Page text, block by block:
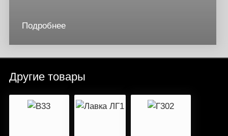
Подробнее
Другие товары